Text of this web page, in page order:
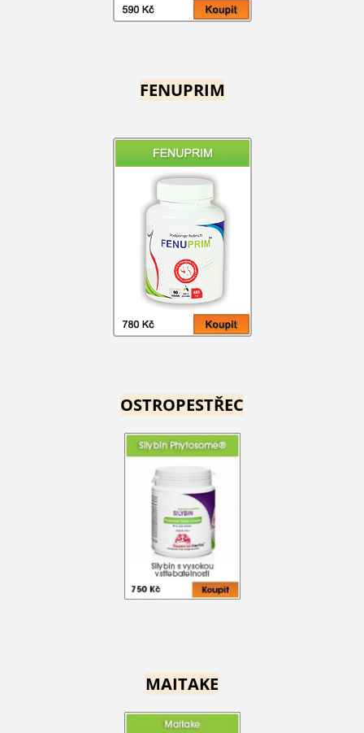
FENUPRIM
OSTROPESTŘEC
MAITAKE